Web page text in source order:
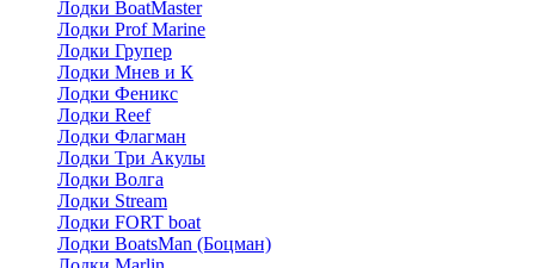
Лодки BoatMaster
Лодки Prof Marine
Лодки Групер
Лодки Мнев и К
Лодки Феникс
Лодки Reef
Лодки Флагман
Лодки Три Акулы
Лодки Волга
Лодки Stream
Лодки FORT boat
Лодки BoatsMan (Боцман)